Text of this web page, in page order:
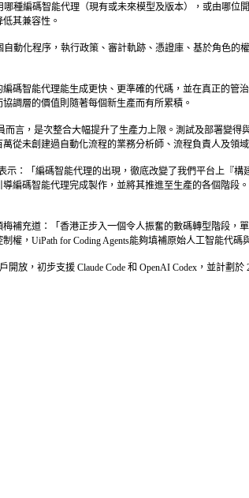
種編碼智能代理（現有或未來模型及版本），或由哪位
其兼容性。
動化程序，執行政策、審計軌跡、憑證庫、基於角色
碼智能代理能生成更快、更準確的代碼，並在真正的
調層的價值則隨著每個新生產而有所累積。
而言，是次整合大幅提升了生產力上限。測試及部署變
從未創建過自動化流程的業務分析師、流程負責人及領
示：「編碼智能代理的出現，徹底改變了我們平台上
編碼智能代理完成製作，並將其推進至生產的各個階
補充道：「香港正步入一個令人振奮的數碼轉型階段
權，UiPath for Coding Agents能夠填補原始人工智能代
開放，初步支援 Claude Code 和 OpenAI Codex，並計